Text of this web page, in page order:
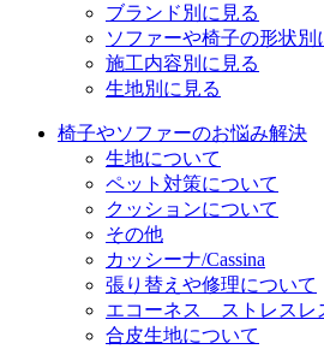
ブランド別に見る
ソファーや椅子の形状別
施工内容別に見る
生地別に見る
椅子やソファーのお悩み解決
生地について
ペット対策について
クッションについて
その他
カッシーナ/Cassina
張り替えや修理について
エコーネス ストレスレ
合皮生地について